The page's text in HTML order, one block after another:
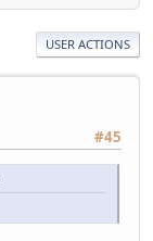
USER ACTIONS
#45